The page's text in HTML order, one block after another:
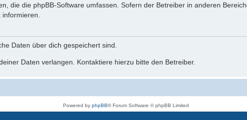
die die phpBB-Software umfassen. Sofern der Betreiber in anderen
Daten über dich gespeichert sind.
Daten verlangen. Kontaktiere hierzu bitte den Betreiber.
Powered by phpBB® Forum Software © phpBB Limited